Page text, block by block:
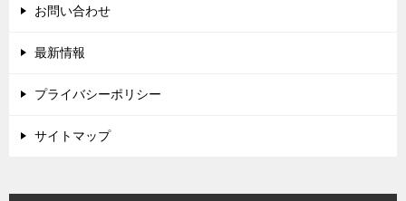
お問い合わせ
最新情報
プライバシーポリシー
サイトマップ